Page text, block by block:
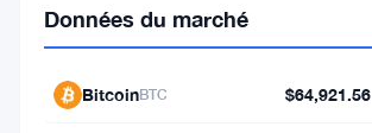
détaillées
visant
Données du marché
BitcoinBTC $64,921.56